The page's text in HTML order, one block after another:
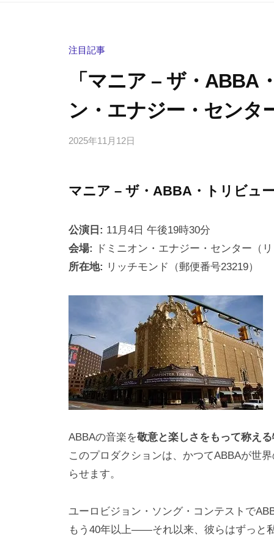
注目記事
「マニア – ザ・ABBA
ン・エナジー・センタ
2025年11月12日
i
a
m
a
の
メ
マニア – ザ・ABBA・トリビュ
公演日: 11月4日 午後19時30分
会場:
ドミニオン・エナジー・センター（
所在地: リッチモンド（郵便番号23219）
ABBAの音楽を敬意と楽しさをもって称え
このプロダクションは、かつてABBAが世
らせます。
ユーロビジョン・ソング・コンテストで
もう40年以上――それ以来、彼らはずっと